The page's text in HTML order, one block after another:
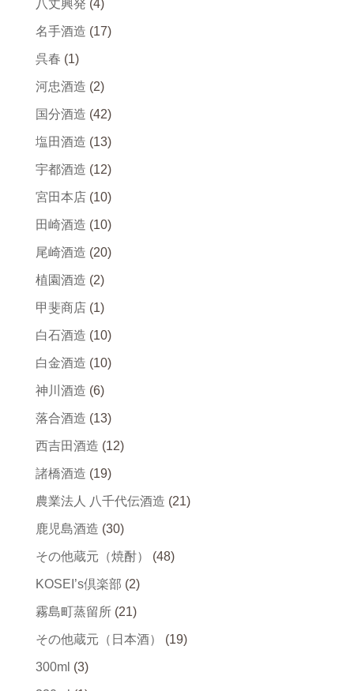
八丈興発 (4)
名手酒造 (17)
呉春 (1)
河忠酒造 (2)
国分酒造 (42)
塩田酒造 (13)
宇都酒造 (12)
宮田本店 (10)
田崎酒造 (10)
尾崎酒造 (20)
植園酒造 (2)
甲斐商店 (1)
白石酒造 (10)
白金酒造 (10)
神川酒造 (6)
落合酒造 (13)
西吉田酒造 (12)
諸橋酒造 (19)
農業法人 八千代伝酒造 (21)
鹿児島酒造 (30)
その他蔵元（焼酎） (48)
KOSEI’s倶楽部 (2)
霧島町蒸留所 (21)
その他蔵元（日本酒） (19)
300ml (3)